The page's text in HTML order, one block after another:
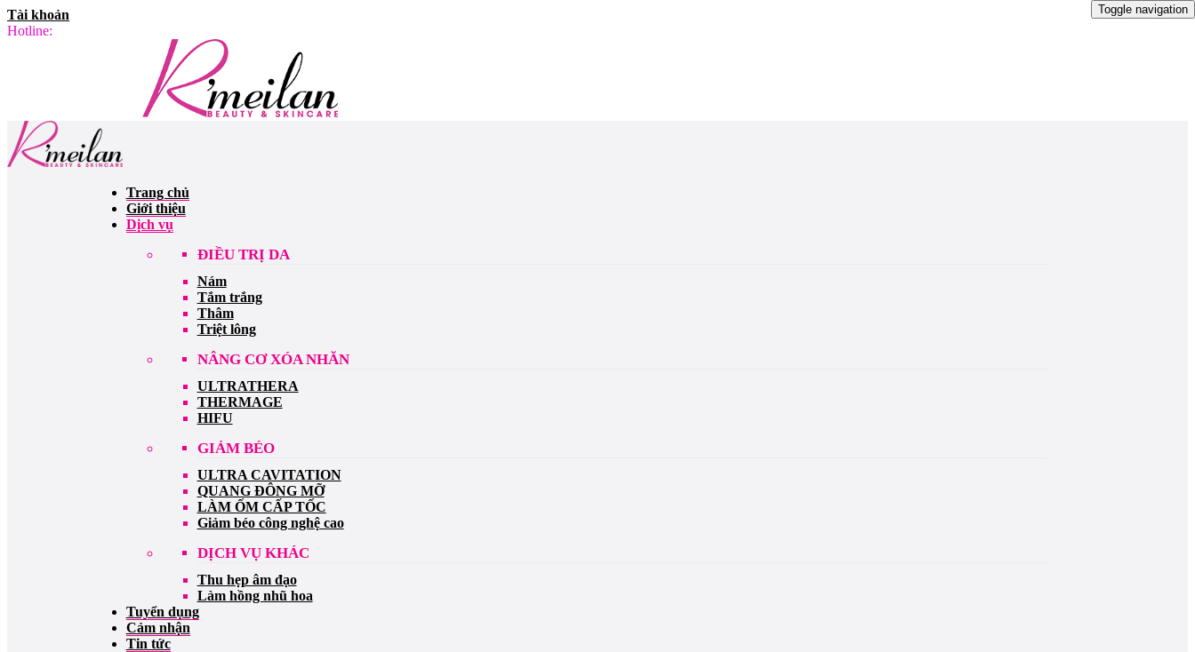
Tài khoản
Hotline:
Toggle navigation
Trang chủ
Giới thiệu
Dịch vụ
ĐIỀU TRỊ DA
Nám
Tắm trắng
Thâm
Triệt lông
NÂNG CƠ XÓA NHĂN
ULTRATHERA
THERMAGE
HIFU
GIẢM BÉO
ULTRA CAVITATION
QUANG ĐÔNG MỠ
LÀM ỐM CẤP TỐC
Giảm béo công nghệ cao
DỊCH VỤ KHÁC
Thu hẹp âm đạo
Làm hồng nhũ hoa
Tuyển dụng
Cảm nhận
Tin tức